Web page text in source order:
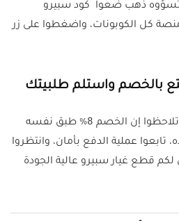
تسوّوه ذهب ضعوا كود سبيرو
كل الكوبونات، واضغطوا على زر
بالخصم واستلم طلبيتك
بمجرد ما تضيفوا الكود، راح تلاحظوا إن الخصم 8% طبق نفسه
تابعوا عملية الدفع بأمان، وانتظروا
قطع غيار سبيرو عالية الجودة